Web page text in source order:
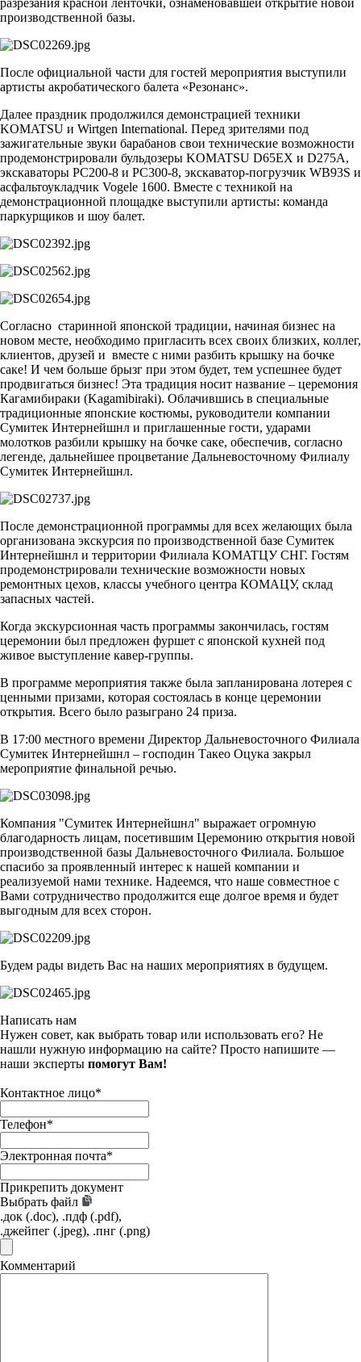
производственной базы.
После официальной части для гостей мероприятия выступили
артисты акробатического балета «Резонанс».
Далее праздник продолжился демонстрацией техники
KOMATSU и Wirtgen International. Перед зрителями под
зажигательные звуки барабанов свои технические возможности
продемонстрировали бульдозеры KOMATSU D65EX и D275A,
экскаваторы PC200-8 и PC300-8, экскаватор-погрузчик WB93S и
асфальтоукладчик Vogele 1600. Вместе с техникой на
демонстрационной площадке выступили артисты: команда
паркурщиков и шоу балет.
Согласно старинной японской традиции, начиная бизнес на
новом месте, необходимо пригласить всех своих близких, коллег,
клиентов, друзей и вместе с ними разбить крышку на бочке
саке! И чем больше брызг при этом будет, тем успешнее будет
продвигаться бизнес! Эта традиция носит название – церемония
Кагамибираки (Kagamibiraki). Облачившись в специальные
традиционные японские костюмы, руководители компании
Сумитек Интернейшнл и приглашенные гости, ударами
молотков разбили крышку на бочке саке, обеспечив, согласно
легенде, дальнейшее процветание Дальневосточному Филиалу
Сумитек Интернейшнл.
После демонстрационной программы для всех желающих была
организована экскурсия по производственной базе Сумитек
Интернейшнл и территории Филиала KOMATЦУ СНГ. Гостям
продемонстрировали технические возможности новых
ремонтных цехов, классы учебного центра КОМАЦУ, склад
запасных частей.
Когда экскурсионная часть программы закончилась, гостям
церемонии был предложен фуршет с японской кухней под
живое выступление кавер-группы.
В программе мероприятия также была запланирована лотерея с
ценными призами, которая состоялась в конце церемонии
открытия. Всего было разыграно 24 приза.
В 17:00 местного времени Директор Дальневосточного Филиала
Сумитек Интернейшнл – господин Такео Оцука закрыл
мероприятие финальной речью.
Компания "Сумитек Интернейшнл" выражает огромную
благодарность лицам, посетившим Церемонию открытия новой
производственной базы Дальневосточного Филиала. Большое
спасибо за проявленный интерес к нашей компании и
реализуемой нами технике. Надеемся, что наше совместное с
Вами сотрудничество продолжится еще долгое время и будет
выгодным для всех сторон.
Будем рады видеть Вас на наших мероприятиях в будущем.
Написать нам
Нужен совет, как выбрать товар или использовать его? Не
нашли нужную информацию на сайте? Просто напишите —
наши эксперты помогут Вам!
Контактное лицо*
Телефон*
Электронная почта*
Прикрепить документ
Выбрать файл
.док (.doc), .пдф (.pdf),
.джейпег (.jpeg), .пнг (.png)
Комментарий